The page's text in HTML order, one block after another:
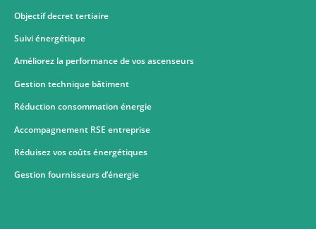
Objectif decret tertiaire
Suivi énergétique
Améliorez la performance de vos ascenseurs
Gestion technique bâtiment
Réduction consommation énergie
Accompagnement RSE entreprise
Réduisez vos coûts énergétiques
Gestion fournisseurs d’énergie